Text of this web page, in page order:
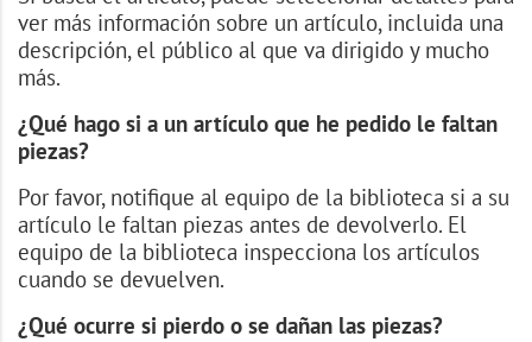
ver más información sobre un artículo, incluida una
descripción, el público al que va dirigido y mucho
más.
¿Qué hago si a un artículo que he pedido le faltan
piezas?
Por favor, notifique al equipo de la biblioteca si a su
artículo le faltan piezas antes de devolverlo. El
equipo de la biblioteca inspecciona los artículos
cuando se devuelven.
¿Qué ocurre si pierdo o se dañan las piezas?